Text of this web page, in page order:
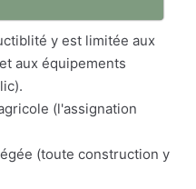
y est limitée aux
aux équipements
(l'assignation
(toute construction y